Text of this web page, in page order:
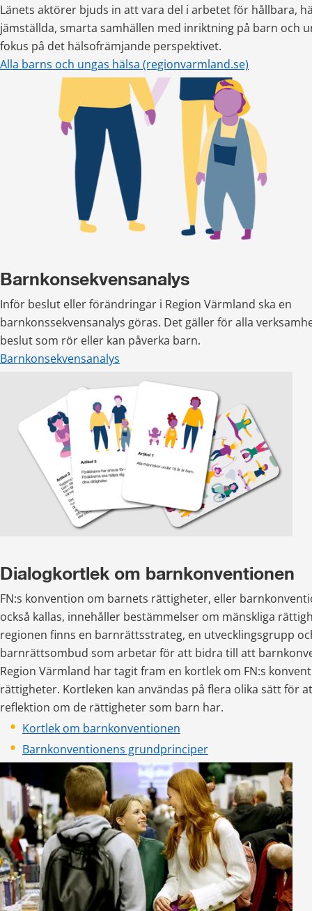
Länets aktörer bjuds in att vara del i arbetet för hållbara,
jämställda, smarta samhällen med inriktning på barn och
fokus på det hälsofrämjande perspektivet.
Alla barns och ungas hälsa (regionvarmland.se)
Barnkonsekvensanalys
Inför beslut eller förändringar i Region Värmland ska en
barnkonssekvensanalys göras. Det gäller för alla
beslut som rör eller kan påverka barn.
Barnkonsekvensanalys
Dialogkortlek om barnkonventionen
FN:s konvention om barnets rättigheter, eller
också kallas, innehåller bestämmelser om mänskliga
regionen finns en barnrättsstrateg, en utvecklingsgrupp
barnrättsombud som arbetar för att bidra till att
Region Värmland har tagit fram en kortlek om FN:s
rättigheter. Kortleken kan användas på flera olika sätt för
reflektion om de rättigheter som barn har.
Kortlek om barnkonventionen
Barnkonventionens grundprinciper